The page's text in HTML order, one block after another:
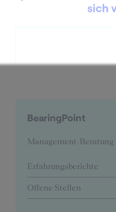
sich
BearingPoint
Management-Beratung
Erfahrungsberichte
Offene Stellen